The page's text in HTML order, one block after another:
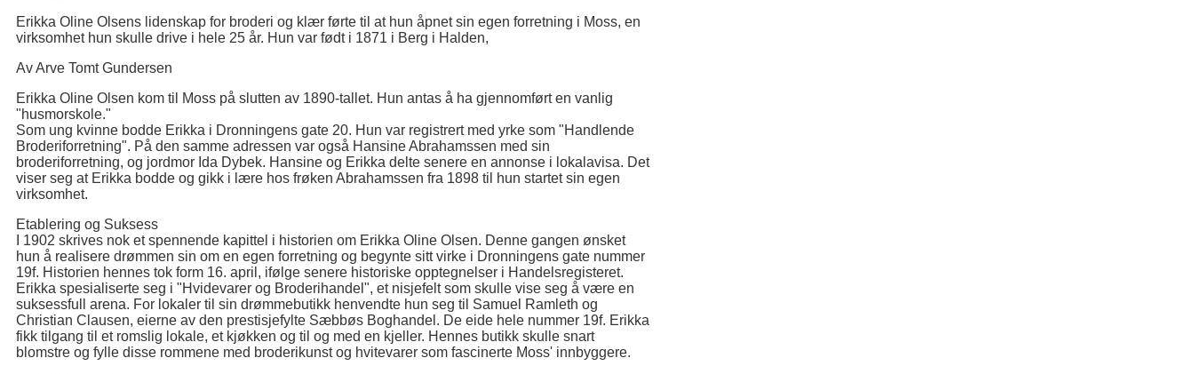
Erikka Oline Olsens lidenskap for broderi og klær førte til at hun åpnet sin egen forretning i Moss, en
virksomhet hun skulle drive i hele 25 år. Hun var født i 1871 i Berg i Halden,
Av Arve Tomt Gundersen
Erikka Oline Olsen kom til Moss på slutten av 1890-tallet. Hun antas å ha gjennomført en vanlig
"husmorskole."
Som ung kvinne bodde Erikka i Dronningens gate 20. Hun var registrert med yrke som "Handlende
Broderiforretning". På den samme adressen var også Hansine Abrahamssen med sin
broderiforretning, og jordmor Ida Dybek. Hansine og Erikka delte senere en annonse i lokalavisa. Det
viser seg at Erikka bodde og gikk i lære hos frøken Abrahamssen fra 1898 til hun startet sin egen
virksomhet.
Etablering og Suksess
I 1902 skrives nok et spennende kapittel i historien om Erikka Oline Olsen. Denne gangen ønsket
hun å realisere drømmen sin om en egen forretning og begynte sitt virke i Dronningens gate nummer
19f. Historien hennes tok form 16. april, ifølge senere historiske opptegnelser i Handelsregisteret.
Erikka spesialiserte seg i "Hvidevarer og Broderihandel", et nisjefelt som skulle vise seg å være en
suksessfull arena. For lokaler til sin drømmebutikk henvendte hun seg til Samuel Ramleth og
Christian Clausen, eierne av den prestisjefylte Sæbbøs Boghandel. De eide hele nummer 19f. Erikka
fikk tilgang til et romslig lokale, et kjøkken og til og med en kjeller. Hennes butikk skulle snart
blomstre og fylle disse rommene med broderikunst og hvitevarer som fascinerte Moss' innbyggere.